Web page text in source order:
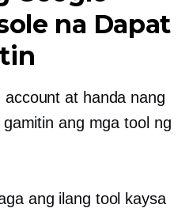
na Dapat
at handa nang
ang mga tool ng
ang ilang tool kaysa